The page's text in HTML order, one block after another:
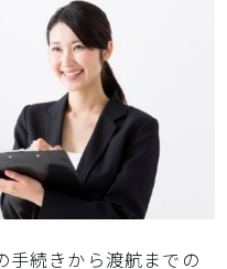
手続きから渡航までの